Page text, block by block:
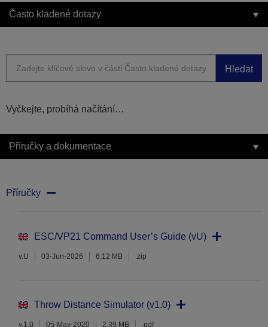
Často kladené dotazy
Hledat
Vyčkejte, probíhá načítání…
Příručky a dokumentace
Příručky
ESC/VP21 Command User’s Guide (vU)
v.U 03-Jun-2026 6.12 MB .zip
Throw Distance Simulator (v1.0)
v.1.0 05-May-2020 2.39 MB .pdf